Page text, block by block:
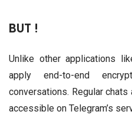
BUT !
Unlike other applications
apply end-to-end
conversations. Regular
accessible on Telegram’s